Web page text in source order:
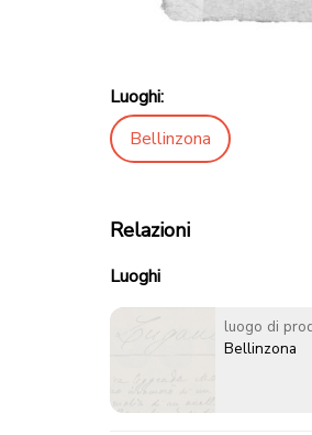
Luoghi:
Bellinzona
Relazioni
Luoghi
luogo di
Bellinzona